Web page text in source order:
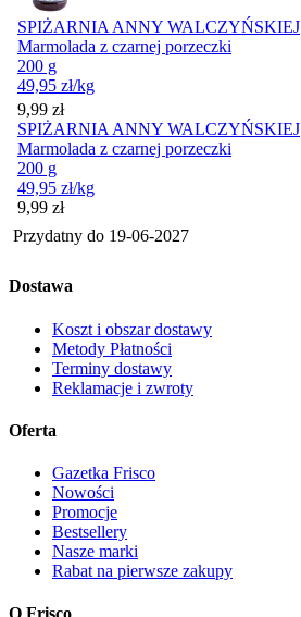
SPIŻARNIA ANNY WALCZYŃSKIEJ
Marmolada z czarnej porzeczki
200 g
49,95 zł/kg
Cena
9,99 zł
SPIŻARNIA ANNY WALCZYŃSKIEJ
Marmolada z czarnej porzeczki
200 g
49,95 zł/kg
Cena
9,99 zł
Przydatny do 19-06-2027
Dostawa
Koszt i obszar dostawy
Metody Płatności
Terminy dostawy
Reklamacje i zwroty
Oferta
Gazetka Frisco
Nowości
Promocje
Bestsellery
Nasze marki
Rabat na pierwsze zakupy